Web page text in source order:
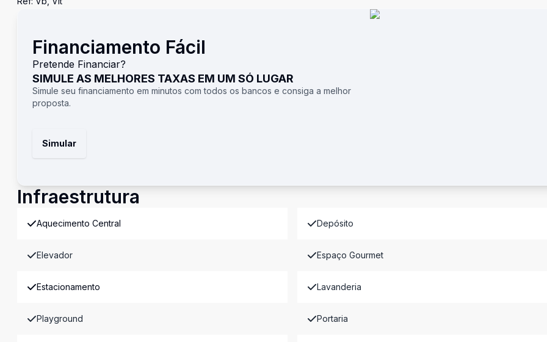
Financiamento Fácil
Pretende Financiar?
SIMULE AS MELHORES TAXAS EM UM SÓ LUGAR
Simule seu financiamento em minutos com todos os bancos e consiga a melhor
proposta.
Simular
Infraestrutura
Aquecimento Central Depósito
Elevador Espaço Gourmet
Estacionamento Lavanderia
Playground Portaria